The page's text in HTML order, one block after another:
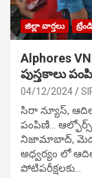
జిల్లా వార్తలు
Alphores
పుస్తకాలు
04/12/2024
సిరా న్యూస్,
పంపిణి…
నిజామాబాద్, మెదక్
అధ్వర్యం లో
పోటిప‌రీక్ష‌ల‌కు…